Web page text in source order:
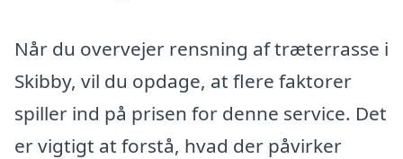
Når du overvejer rensning af træterrasse i
Skibby, vil du opdage, at flere faktorer
spiller ind på prisen for denne service. Det
er vigtigt at forstå, hvad der påvirker